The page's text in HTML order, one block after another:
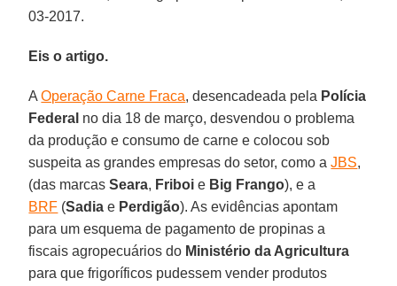
03-2017.
Eis o artigo.
AOperação Carne Fraca, desencadeada pela Polícia
Federal no dia 18 de março, desvendou o problema
da produção e consumo de carne e colocou sob
suspeita as grandes empresas do setor, como aJBS,
(das marcasSeara, Friboi e Big Frango), e a
BRF (Sadia e Perdigão). As evidências apontam
para um esquema de pagamento de propinas a
fiscais agropecuários do Ministério da Agricultura
para que frigoríficos pudessem vender produtos